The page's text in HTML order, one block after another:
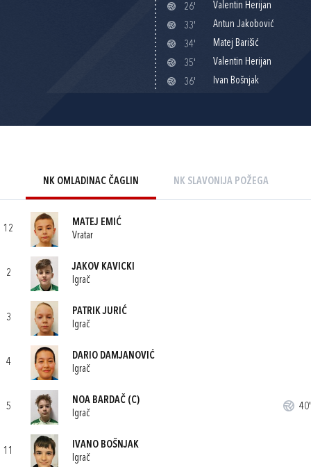
26'
Valentin Herijan
33'
Antun Jakobović
34'
Matej Barišić
35'
Valentin Herijan
36'
Ivan Bošnjak
NK OMLADINAC ČAGLIN NK SLAVONIJA POŽEGA
12
MATEJ EMIĆ
Vratar
2
JAKOV KAVICKI
Igrač
3
PATRIK JURIĆ
Igrač
4
DARIO DAMJANOVIĆ
Igrač
5
NOA BARDAČ (C)
Igrač
40'
11
IVANO BOŠNJAK
Igrač